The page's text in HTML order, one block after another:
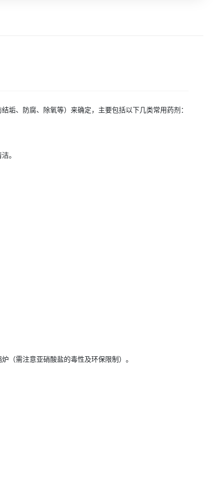
垢、防腐、除氧等）来确定，主要包括以下几类常用药剂：
。
（需注意亚硝酸盐的毒性及环保限制）。